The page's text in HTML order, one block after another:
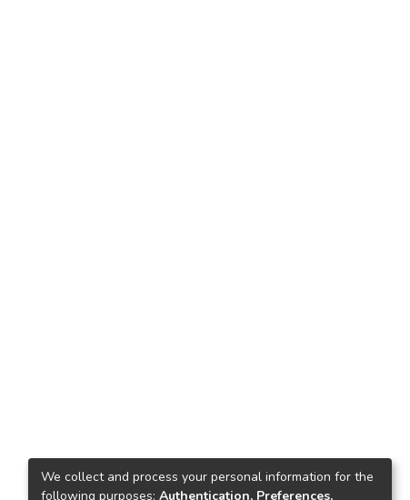
We collect and process your personal information for the
following purposes: Authentication, Preferences,